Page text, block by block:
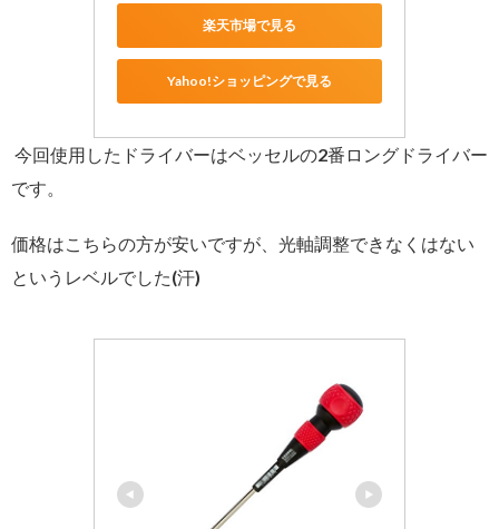
楽天市場で見る
Yahoo!ショッピングで見る
今回使用したドライバーはベッセルの2番ロングドライバー
です。
価格はこちらの方が安いですが、光軸調整できなくはない
というレベルでした(汗)